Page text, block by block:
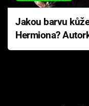
Jakou barvu
Hermiona?
Pottera přišla s